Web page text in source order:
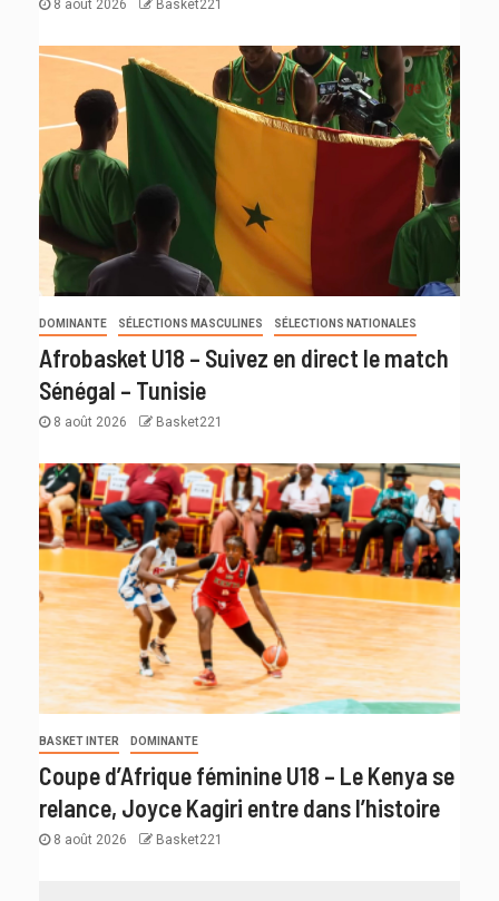
8 août 2026 Basket221
DOMINANTE SÉLECTIONS MASCULINES SÉLECTIONS NATIONALES
Afrobasket U18 – Suivez en direct le match
Sénégal – Tunisie
8 août 2026 Basket221
BASKET INTER DOMINANTE
Coupe d’Afrique féminine U18 – Le Kenya se
relance, Joyce Kagiri entre dans l’histoire
8 août 2026 Basket221